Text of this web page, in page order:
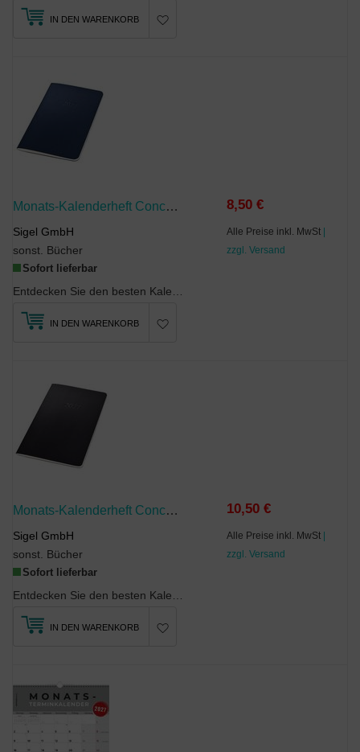
IN DEN WARENKORB
Monats-Kalenderheft Conceptum 2027, Ca. A6, Dunkelblau
Sigel GmbH
sonst. Bücher
Sofort lieferbar
8,50 €
Alle Preise inkl. MwSt |
zzgl. Versand
IN DEN WARENKORB
Monats-Kalenderheft Conceptum 2027, Ca. A5, Schwarz
Sigel GmbH
sonst. Bücher
Sofort lieferbar
10,50 €
Alle Preise inkl. MwSt |
zzgl. Versand
IN DEN WARENKORB